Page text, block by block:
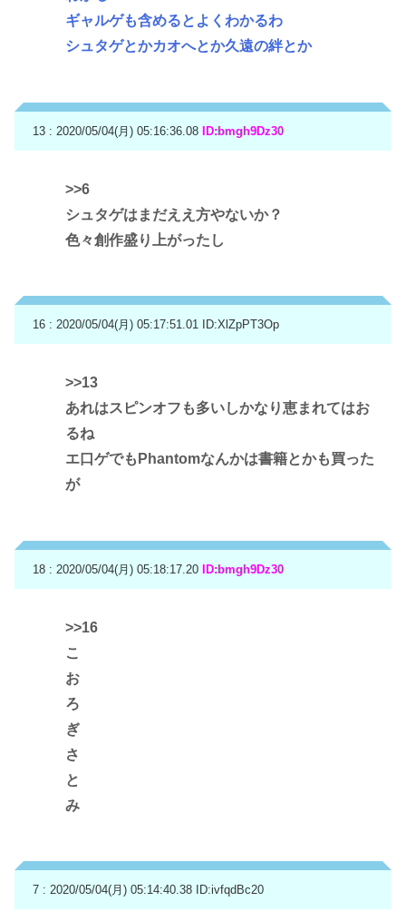
ギャルゲも含めるとよくわかるわ
シュタゲとかカオへとか久遠の絆とか
13 : 2020/05/04(月) 05:16:36.08 ID:bmgh9Dz30
>>6
シュタゲはまだええ方やないか？
色々創作盛り上がったし
16 : 2020/05/04(月) 05:17:51.01 ID:XlZpPT3Op
>>13
あれはスピンオフも多いしかなり恵まれてはお
るね
エ口ゲでもPhantomなんかは書籍とかも買った
が
18 : 2020/05/04(月) 05:18:17.20 ID:bmgh9Dz30
>>16
こ
お
ろ
ぎ
さ
と
み
7 : 2020/05/04(月) 05:14:40.38 ID:ivfqdBc20